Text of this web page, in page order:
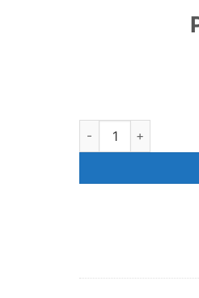
Pandül Lapis Taşı